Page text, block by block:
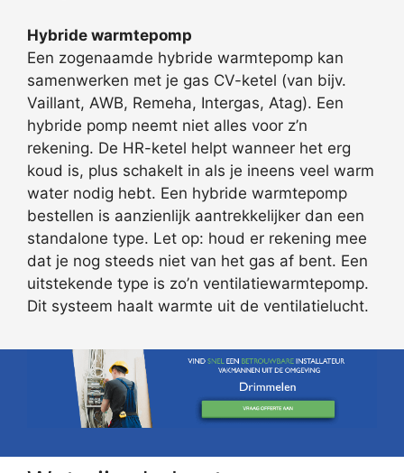
Hybride warmtepomp
Een zogenaamde hybride warmtepomp kan
samenwerken met je gas CV-ketel (van bijv.
Vaillant, AWB, Remeha, Intergas, Atag). Een
hybride pomp neemt niet alles voor z’n
rekening. De HR-ketel helpt wanneer het erg
koud is, plus schakelt in als je ineens veel warm
water nodig hebt. Een hybride warmtepomp
bestellen is aanzienlijk aantrekkelijker dan een
standalone type. Let op: houd er rekening mee
dat je nog steeds niet van het gas af bent. Een
uitstekende type is zo’n ventilatiewarmtepomp.
Dit systeem haalt warmte uit de ventilatielucht.